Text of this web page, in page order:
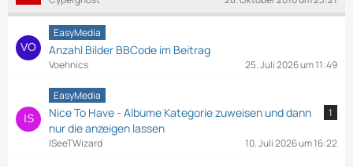
e
EasyMedia
Anzahl Bilder BBCode im Beitrag
Voehnics 25. Juli 2026 um 11:49
EasyMedia
Nice To Have - Albume Kategorie zuweisen und dann
nur die anzeigen lassen
1
ISeeTWizard 10. Juli 2026 um 16:22